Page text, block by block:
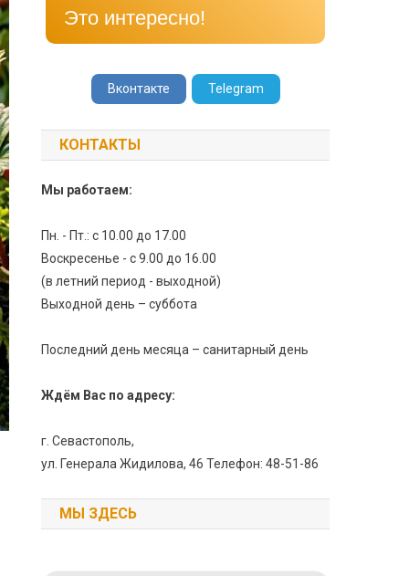
Это интересно!
Вконтакте Telegram
КОНТАКТЫ
Мы работаем:
Пн. - Пт.: с 10.00 до 17.00
Воскресенье - с 9.00 до 16.00
(в летний период - выходной)
Выходной день – суббота
Последний день месяца – санитарный день
Ждём Вас по адресу:
г. Севастополь,
ул. Генерала Жидилова, 46 Телефон: 48-51-86
МЫ ЗДЕСЬ